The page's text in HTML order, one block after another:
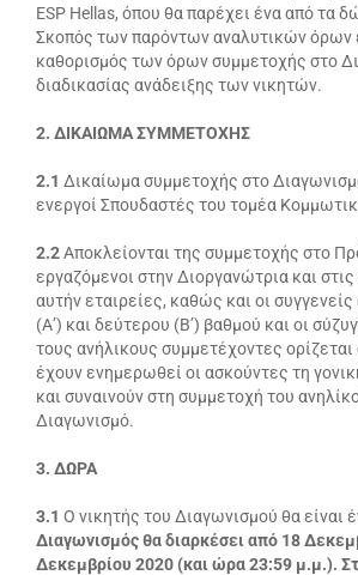
ESP Hellas, όπου θα παρέχει ένα από τα
Σκοπός των παρόντων αναλυτικών όρων
καθορισμός των όρων συμμετοχής στο
διαδικασίας ανάδειξης των νικητών.
2. ΔΙΚΑΙΩΜΑ ΣΥΜΜΕΤΟΧΗΣ
2.1 Δικαίωμα συμμετοχής στο
ενεργοί Σπουδαστές του τομέα
2.2Αποκλείονται της συμμετοχής στο
εργαζόμενοι στην Διοργανώτρια και
αυτήν εταιρείες, καθώς και οι
(Α’) και δεύτερου (Β’) βαθμού και οι
τους ανήλικους συμμετέχοντες ορίζεται
έχουν ενημερωθεί οι ασκούντες τη
και συναινούν στη συμμετοχή του
Διαγωνισμό.
3. ΔΩΡΑ
3.1 Ο νικητής του Διαγωνισμού θα είναι
Διαγωνισμός θα διαρκέσει από 18
Δεκεμβρίου 2020 (και ώρα 23:59 μ.μ.).